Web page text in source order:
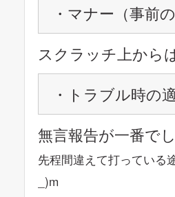
・マナー（事前
スクラッチ上から
・トラブル時の
無言報告が一番で
先程間違えて打っている
_)m